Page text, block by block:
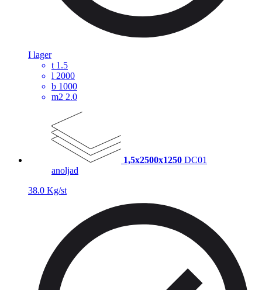
I lager
t 1.5
l 2000
b 1000
m2 2.0
1,5x2500x1250 DC01
anoljad
38.0 Kg/st